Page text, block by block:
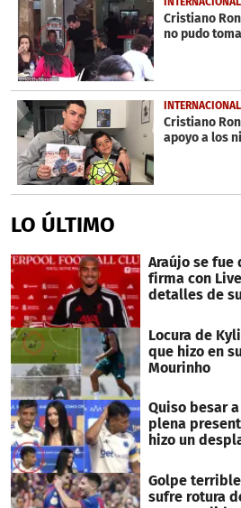
Cristiano
no pudo
Cristiano
apoyo a los
LO ÚLTIMO
Araújo se fue
firma con
detalles de
Locura de
que hizo en
Mourinho
Quiso besar
plena
hizo un
Golpe
sufre rotura